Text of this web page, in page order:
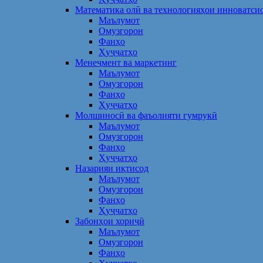
Математика олӣ ва технологияҳои
Маълумот
Омузгорон
Фанҳо
Ҳуҷҷатҳо
Менеҷмент ва маркетинг
Маълумот
Омузгорон
Фанҳо
Ҳуҷҷатҳо
Молшиносӣ ва фаъолияти гумрукӣ
Маълумот
Омузгорон
Фанҳо
Ҳуҷҷатҳо
Назарияи иқтисод
Маълумот
Омузгорон
Фанҳо
Ҳуҷҷатҳо
Забонҳои хориҷӣ
Маълумот
Омузгорон
Фанҳо